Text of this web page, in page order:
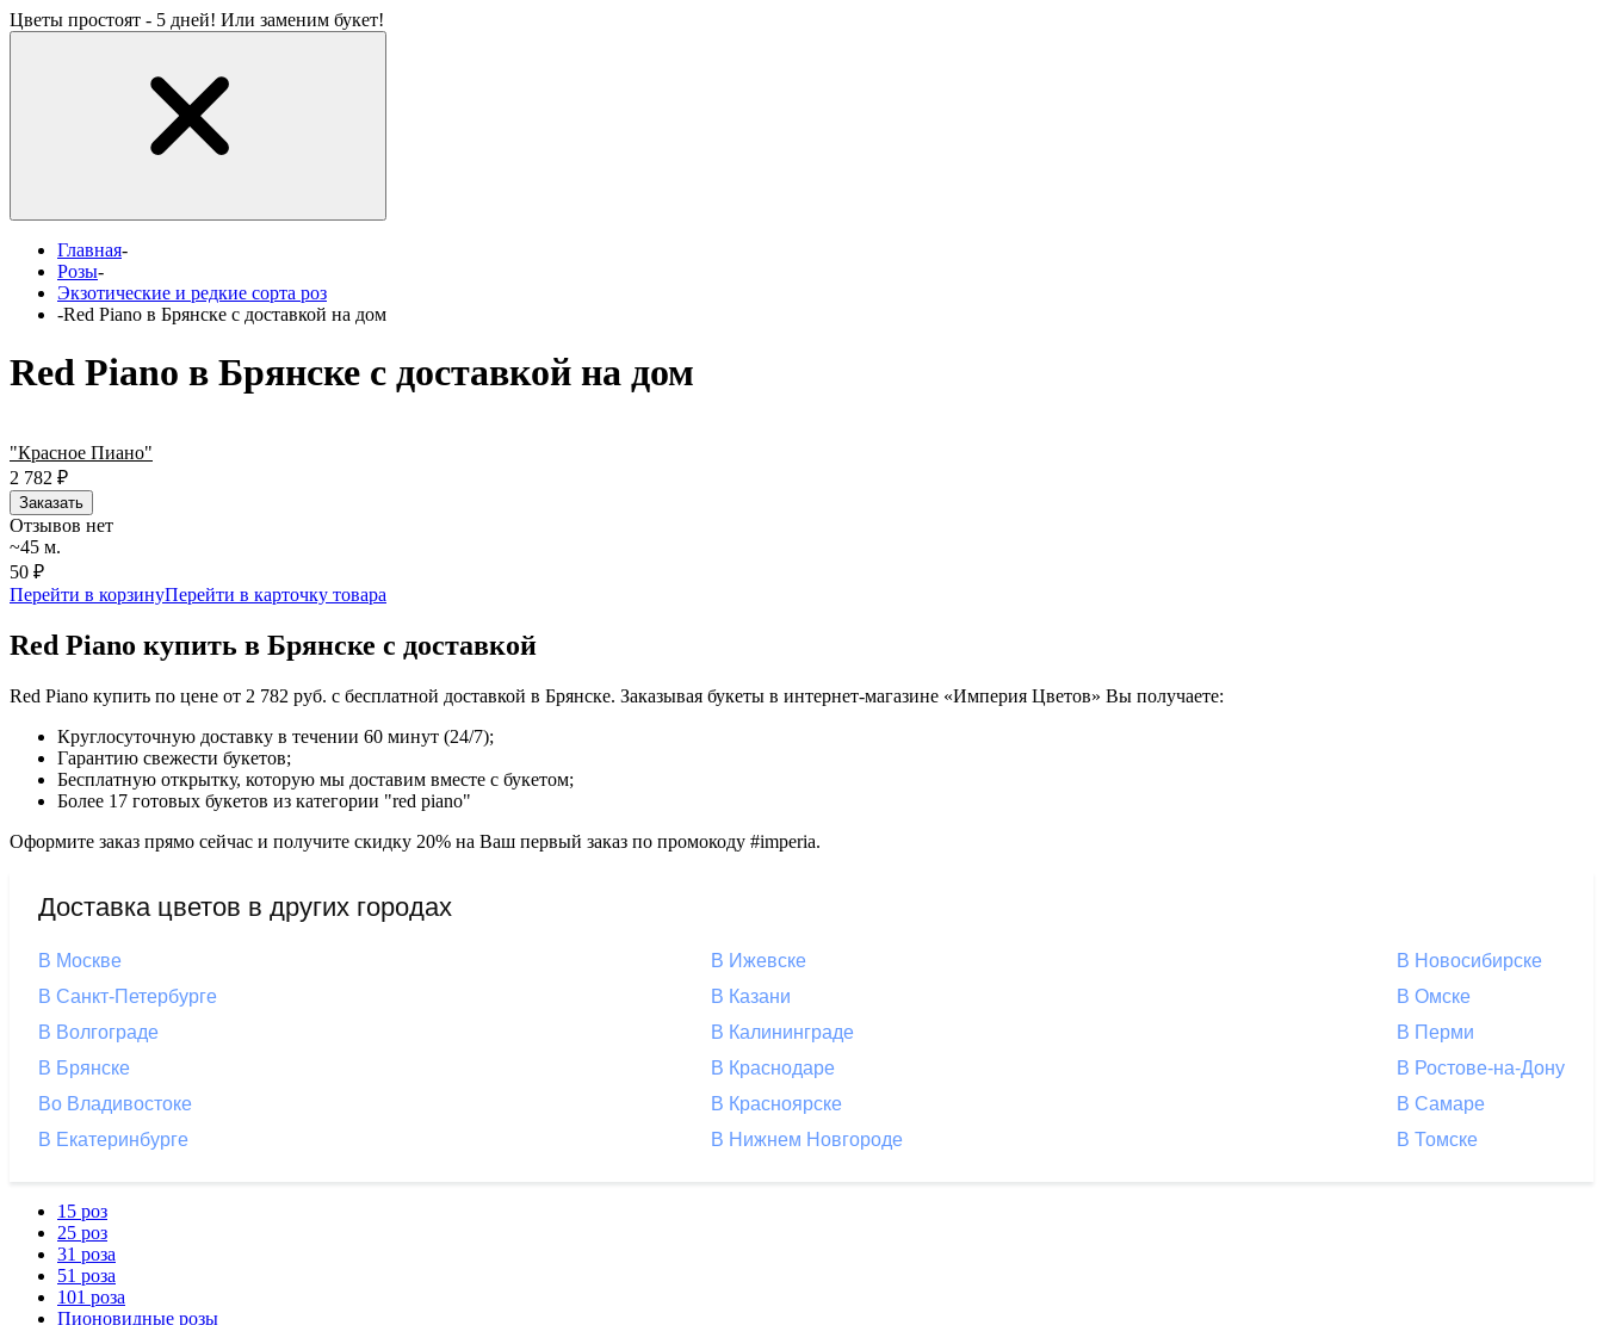
Цветы простоят - 5 дней! Или заменим букет!
Главная-
Розы-
Экзотические и редкие сорта роз
-Red Piano в Брянске с доставкой на дом
Red Piano в Брянске с доставкой на дом
"Красное Пиано"
2 782 ₽
Заказать
Отзывов нет
~45 м.
50 ₽
Перейти в корзинуПерейти в карточку товара
Red Piano купить в Брянске с доставкой
Red Piano купить по цене от 2 782 руб. с бесплатной доставкой в Брянске. Заказывая букеты в интернет-магазине «Империя Цветов» Вы получаете:
Круглосуточную доставку в течении 60 минут (24/7);
Гарантию свежести букетов;
Бесплатную открытку, которую мы доставим вместе с букетом;
Более 17 готовых букетов из категории "red piano"
Оформите заказ прямо сейчас и получите скидку 20% на Ваш первый заказ по промокоду #imperia.
Доставка цветов в других городах
В Москве
В Санкт-Петербурге
В Волгограде
В Брянске
Во Владивостоке
В Екатеринбурге
В Ижевске
В Казани
В Калининграде
В Краснодаре
В Красноярске
В Нижнем Новгороде
В Новосибирске
В Омске
В Перми
В Ростове-на-Дону
В Самаре
В Томске
15 роз
25 роз
31 роза
51 роза
101 роза
Пионовидные розы